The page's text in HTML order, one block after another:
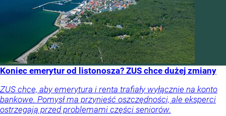
Koniec emerytur od listonosza? ZUS chce dużej zmiany
ZUS chce, aby emerytura i renta trafiały wyłącznie na konto
bankowe. Pomysł ma przynieść oszczędności, ale eksperci
ostrzegają przed problemami części seniorów.